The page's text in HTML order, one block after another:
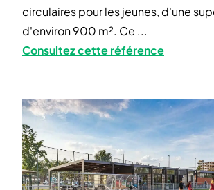
circulaires pour les jeunes, d'une
d'environ 900 m². Ce ...
Consultez cette référence